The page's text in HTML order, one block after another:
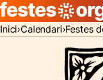
Inici Calendari Festes